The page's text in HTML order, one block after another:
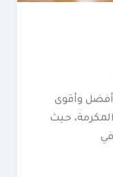
وأقوى
حيث